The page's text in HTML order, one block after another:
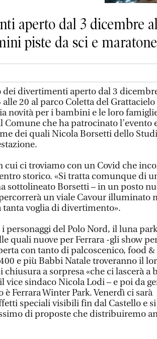
aperto dal 3 dicembre
piste da sci e
dei divertimenti aperto dal 3
20 al parco Coletta del Grattacielo
novità per i bambini e le loro
che ha patrocinato l’evento
dei quali Nicola Borsetti dello
ci troviamo con un Covid che
storico. «Si tratta comunque di
sottolineato Borsetti – in un posto
un viale Cavour illuminato
voglia di divertimento».
personaggi del Polo Nord, il luna
quali nuove per Ferrara -gli show
con tanto di palcoscenico, food
e più Babbi Natale troveranno il
a sorpresa «che ci lascerà a
vice sindaco Nicola Lodi – e poi da
Ferrara Winter Park. Venerdì ci sarà
speciali visibili fin dal Castello e si
di proposte che distribuiremo